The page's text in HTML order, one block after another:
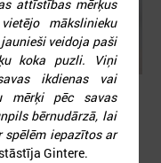
pieteikties
veltītai
attīstības mērķus
mākslinieku
veidoja paši
koka puzli. Viņi
ikdienas vai
mērķi pēc savas
bērnudārzā, lai
spēlēm iepazītos ar
Gintere.